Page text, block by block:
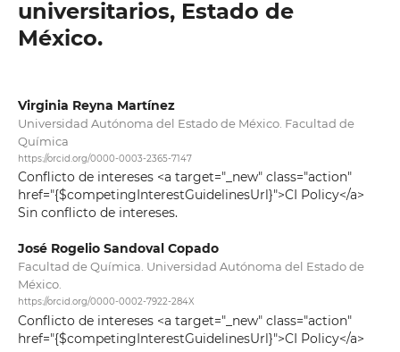
universitarios, Estado de
México.
Virginia Reyna Martínez
Universidad Autónoma del Estado de México. Facultad de
Química
https://orcid.org/0000-0003-2365-7147
Conflicto de intereses <a target="_new" class="action"
href="{$competingInterestGuidelinesUrl}">CI Policy</a>
Sin conflicto de intereses.
José Rogelio Sandoval Copado
Facultad de Química. Universidad Autónoma del Estado de
México.
https://orcid.org/0000-0002-7922-284X
Conflicto de intereses <a target="_new" class="action"
href="{$competingInterestGuidelinesUrl}">CI Policy</a>